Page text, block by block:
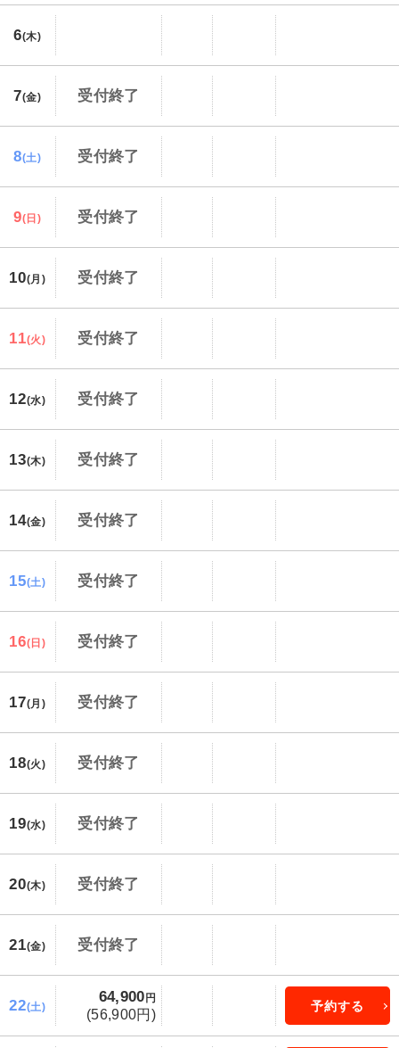
6(木)
7(金) 受付終了
8(土) 受付終了
9(日) 受付終了
10(月) 受付終了
11(火) 受付終了
12(水) 受付終了
13(木) 受付終了
14(金) 受付終了
15(土) 受付終了
16(日) 受付終了
17(月) 受付終了
18(火) 受付終了
19(水) 受付終了
20(木) 受付終了
21(金) 受付終了
22(土)
64,900 円
(56,900円)
予約する